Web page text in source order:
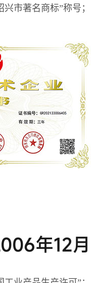
市著名商标”称号；
年12月